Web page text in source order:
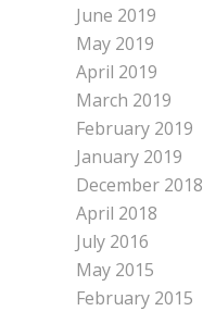
June 2019
May 2019
April 2019
March 2019
February 2019
January 2019
December 2018
April 2018
July 2016
May 2015
February 2015